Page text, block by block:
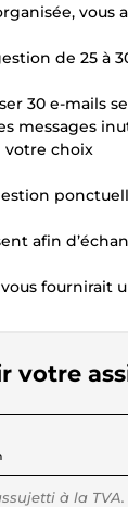
de 25 à
30 e-mails
messages
votre choix
afin
fournirait
votre
17,29 $US
à la TVA.